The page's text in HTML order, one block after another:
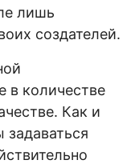
лишь
создателей.
в количестве
Как и